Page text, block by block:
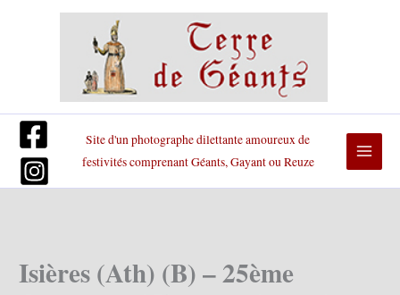
Site d'un photographe dilettante amoureux de
festivités comprenant Géants, Gayant ou Reuze
Isières (Ath) (B) – 25ème